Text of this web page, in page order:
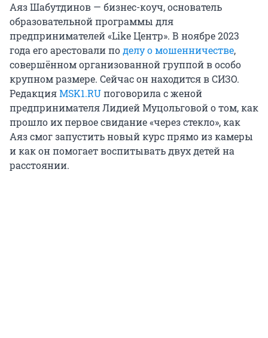
Аяз Шабутдинов — бизнес-коуч, основатель
образовательной программы для
предпринимателей «Like Центр». В ноябре 2023
года его арестовали поделу о мошенничестве,
совершённом организованной группой в особо
крупном размере. Сейчас он находится в СИЗО.
РедакцияMSK1.RUпоговорила с женой
предпринимателя Лидией Муцольговой о том, как
прошло их первое свидание «через стекло», как
Аяз смог запустить новый курс прямо из камеры
и как он помогает воспитывать двух детей на
расстоянии.